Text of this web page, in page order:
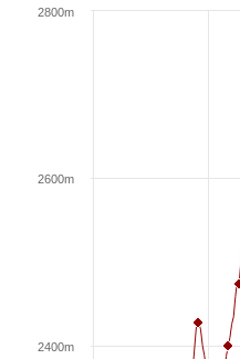
2400m
2600m
2800m